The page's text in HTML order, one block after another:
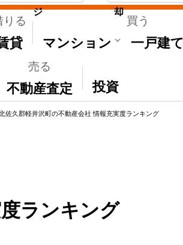
りる
貸
買う
マンション 一戸建
売る
不動産査定
その他
投資
ジ 却
佐久郡軽井沢町の不動産会社 情報充実度ランキング
ランキング